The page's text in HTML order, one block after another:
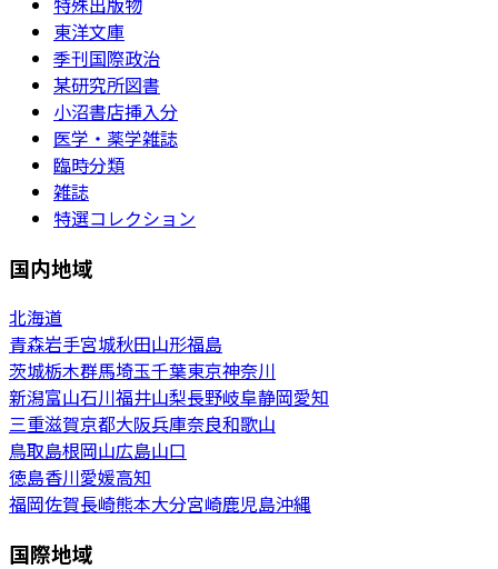
東洋文庫
季刊国際政治
某研究所図書
小沼書店挿入分
医学・薬学雑誌
臨時分類
雑誌
特選コレクション
国内地域
北海道
青森岩手宮城秋田山形福島
茨城栃木群馬埼玉千葉東京神奈川
新潟富山石川福井山梨長野岐阜静岡愛知
三重滋賀京都大阪兵庫奈良和歌山
鳥取島根岡山広島山口
徳島香川愛媛高知
福岡佐賀長崎熊本大分宮崎鹿児島沖縄
国際地域